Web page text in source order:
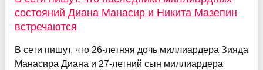
состояний Диана Манасир и Никита Мазепин
встречаются
В сети пишут, что 26-летняя дочь миллиардера Зияда
Манасира Диана и 27-летний сын миллиардера